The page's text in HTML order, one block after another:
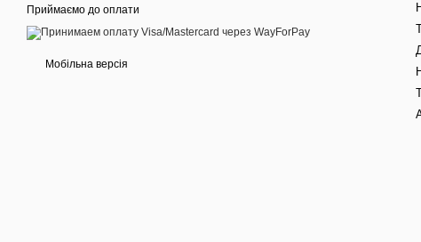
Приймаємо до оплати
Мобільна версія